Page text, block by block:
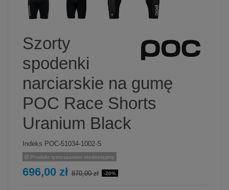
Szorty
spodenki
narciarskie na gumę
POC Race Shorts
Uranium Black
Indeks POC-51034-1002-S
Produkt tymczasowo niedostępny
696,00 zł 870,00 zł -20%